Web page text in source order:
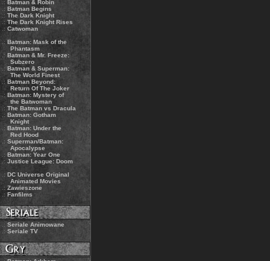
.: Batman & Robin
.: Batman Begins
.: The Dark Knight
.: The Dark Knight Rises
.: Catwoman
.:Batman: Mask of the
Phantasm
.: Batman & Mr. Freeze:
Subzero
.: Batman & Superman:
The World Finest
.: Batman Beyond:
Return Of The Joker
.: Batman: Mystery of
the Batwoman
.: The Batman vs Dracula
.: Batman: Gotham
Knight
.: Batman: Under the
Red Hood
.: Superman/Batman:
Apocalypse
.: Batman: Year One
.: Justice League: Doom
.: DC Universe Original
Animated Movies
.: Zawieszone
.: Fanfilms
.: Seriale Animowane
.: Seriale TV